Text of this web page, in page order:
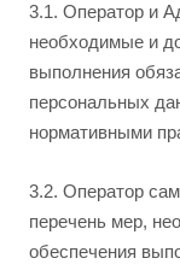
3.1. Оператор и
необходимые и
выполнения
персональных
нормативными
3.2. Оператор
перечень мер,
обеспечения